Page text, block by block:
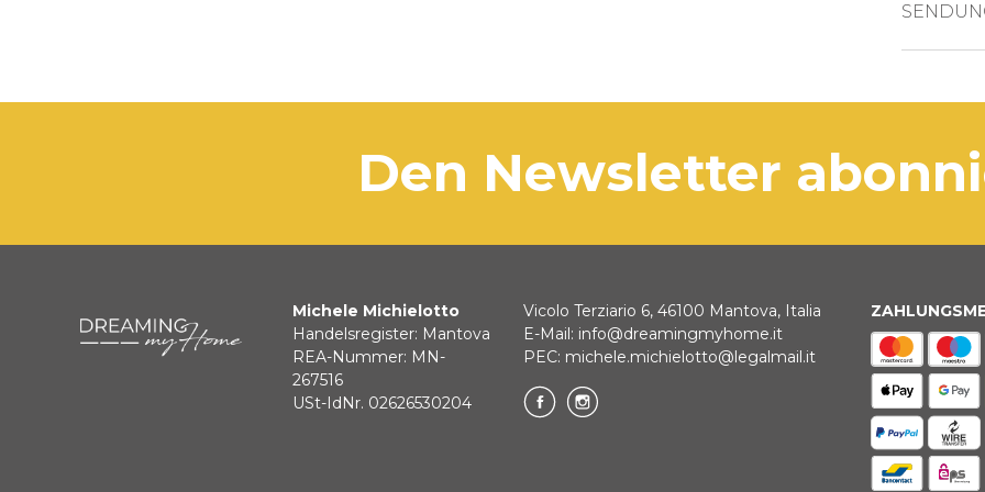
5
den Newsletter
Michele Michielotto
Handelsregister: Mantova
REA-Nummer: MN-
267516
USt-IdNr. 02626530204
Vicolo Terziario 6, 46100 Mantova, Italia
E-Mail: info@dreamingmyhome.it
PEC: michele.michielotto@legalmail.it